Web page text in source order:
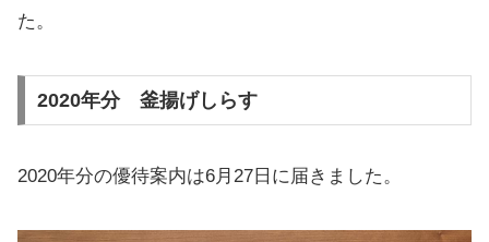
た。
2020年分 釜揚げしらす
2020年分の優待案内は6月27日に届きました。